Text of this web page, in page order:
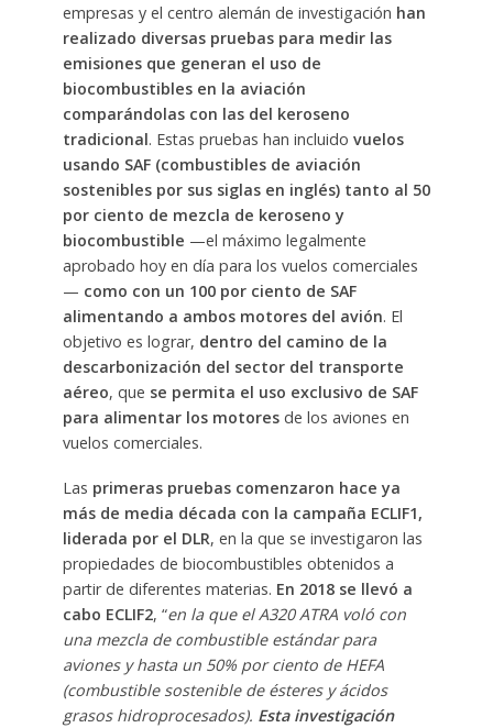
empresas y el centro alemán de investigación han
realizado diversas pruebas para medir las
emisiones que generan el uso de
biocombustibles en la aviación
comparándolas con las del keroseno
tradicional. Estas pruebas han incluido vuelos
usando SAF (combustibles de aviación
sostenibles por sus siglas en inglés) tanto al 50
por ciento de mezcla de keroseno y
biocombustible —el máximo legalmente
aprobado hoy en día para los vuelos comerciales
— como con un 100 por ciento de SAF
alimentando a ambos motores del avión. El
objetivo es lograr, dentro del camino de la
descarbonización del sector del transporte
aéreo, que se permita el uso exclusivo de SAF
para alimentar los motoresde los aviones en
vuelos comerciales.
Las primeras pruebas comenzaron hace ya
más de media década con la campaña ECLIF1,
liderada por el DLR, en la que se investigaron las
propiedades de biocombustibles obtenidos a
partir de diferentes materias. En 2018 se llevó a
cabo ECLIF2, “en la que el A320 ATRA voló con
una mezcla de combustible estándar para
aviones y hasta un 50% por ciento de HEFA
(combustible sostenible de ésteres y ácidos
grasos hidroprocesados). Esta investigación